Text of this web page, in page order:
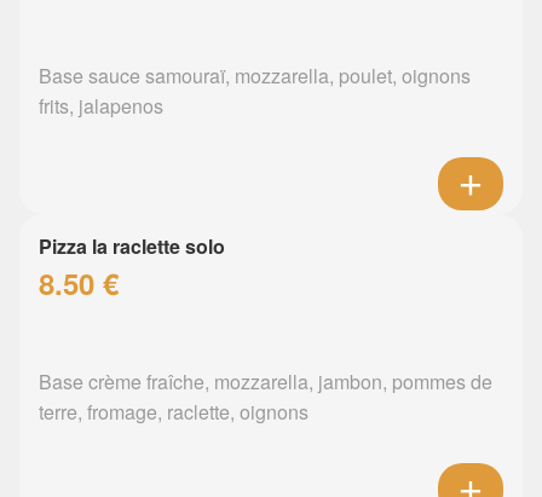
Base sauce samouraï, mozzarella, poulet, oignons
frits, jalapenos
Pizza la raclette solo
8.50 €
Base crème fraîche, mozzarella, jambon, pommes de
terre, fromage, raclette, oignons